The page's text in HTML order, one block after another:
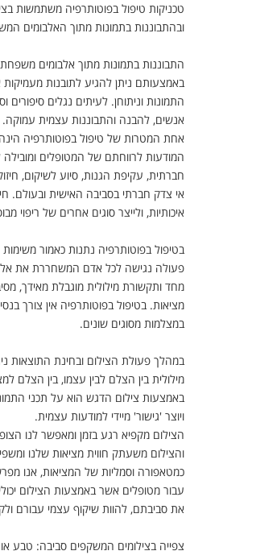
טכניקות טיפול בפוטותרפיה משתמשות
ובהתבוננות בתמונות מתוך האלבומים
התבוננות בתמונות מתוך אלבומים
באמצעותם ניתן להגיע לתובנות
התמונות וניתוחן. לעיתים נגלים
אנשים, להבנה והתבוננות עצמית עמוקה.
אחת המטרות של טיפול בפוטותרפיה
המודעות לרווחתם של המטופלים
חברתית, עקיפת הגנות, סיוע לשיקום,
אי צדק חברתי בסביבה האישית ובעולם.
איכותיות, ולייצר סוגים אחרים של ריפוי
בטיפול בפוטותרפיה נתנות כאמור
פעולה נגישה לכל אדם המשחררת את אלו
מחד ותקשורת מילולית מוגבלת מאידך,
מציאות. בטיפול בפוטותרפיה אין צורך
במצלמות מסוגים שונים.
במהלך פעולת הצילום ובחינת התוצאות
מילולית בין הצלם לבין עצמו, בין
באמצעות צילום הדגש הוא על תכני
ויוצר 'גישור' מיידי למודעות עצמית.
הצילום מקפיא רגע בזמן ומאפשר לנו
והצילום משעתק חווית מציאות שלנו
כמטאפורה וסמליות של המציאות, אנו
עבור מטופלים אשר באמצעות הצילום
את סביבתם, להוות שיקוף עצמי עבורם
צפייה בצילומים המשקפים סביבה: טבע